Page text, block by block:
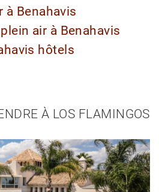
à Benahavis
air à Benahavis
hôtels
À LOS FLAMINGOS